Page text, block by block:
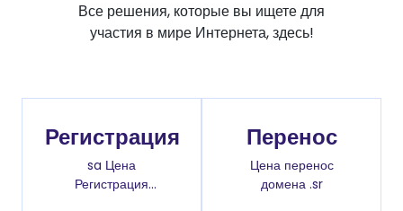
Все решения, которые вы ищете для
участия в мире Интернета, здесь!
Регистрация
sa Цена
Регистрация
Перенос
Цена перенос
домена .sr